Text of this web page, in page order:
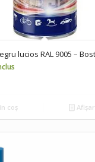
lucios RAL 9005 –
coș